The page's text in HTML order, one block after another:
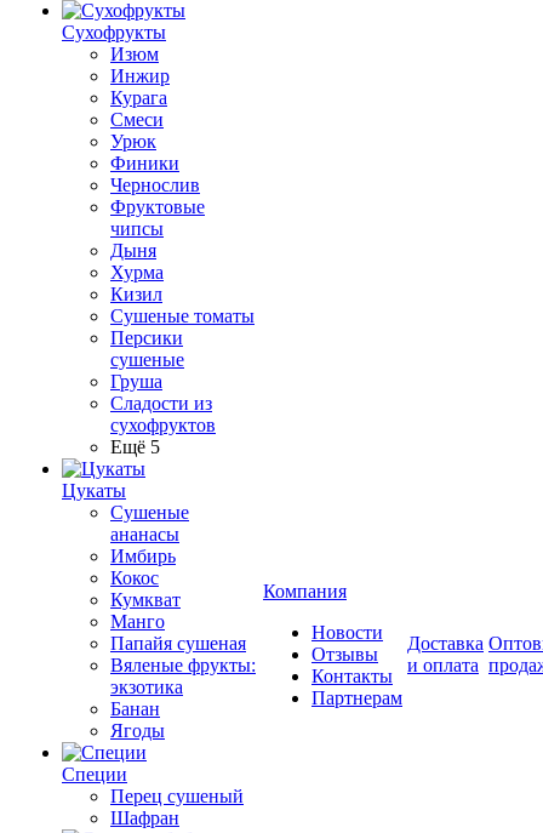
Сухофрукты
Изюм
Инжир
Курага
Смеси
Урюк
Финики
Чернослив
Фруктовые
чипсы
Дыня
Хурма
Кизил
Сушеные томаты
Персики
сушеные
Груша
Сладости из
сухофруктов
Ещё 5
Цукаты
Cушеные
ананасы
Имбирь
Кокос
Кумкват
Манго
Папайя сушеная
Вяленые фрукты:
экзотика
Банан
Ягоды
Специи
Перец сушеный
Шафран
Компания
Новости
Отзывы
Контакты
Партнерам
Доставка
и оплата